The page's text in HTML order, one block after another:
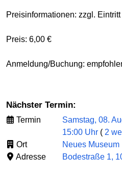
Preisinformationen: zzgl. Eintritt
Preis: 6,00 €
Anmeldung/Buchung:
Nächster Termin:
Termin
Samstag, 08.
15:00 Uhr ( 2
Ort
Neues Museum
Adresse
Bodestraße 1,